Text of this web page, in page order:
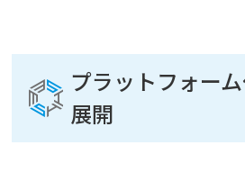
プラットフォー
展開